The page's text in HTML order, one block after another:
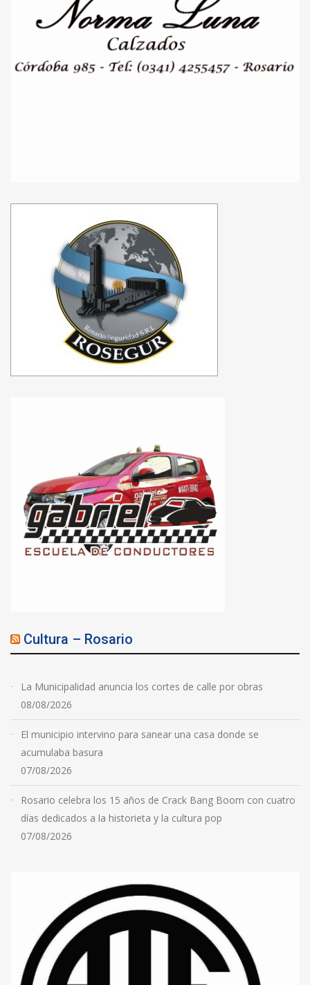
Cultura – Rosario
La Municipalidad anuncia los cortes de calle por obras
08/08/2026
El municipio intervino para sanear una casa donde se
acumulaba basura
07/08/2026
Rosario celebra los 15 años de Crack Bang Boom con cuatro
días dedicados a la historieta y la cultura pop
07/08/2026